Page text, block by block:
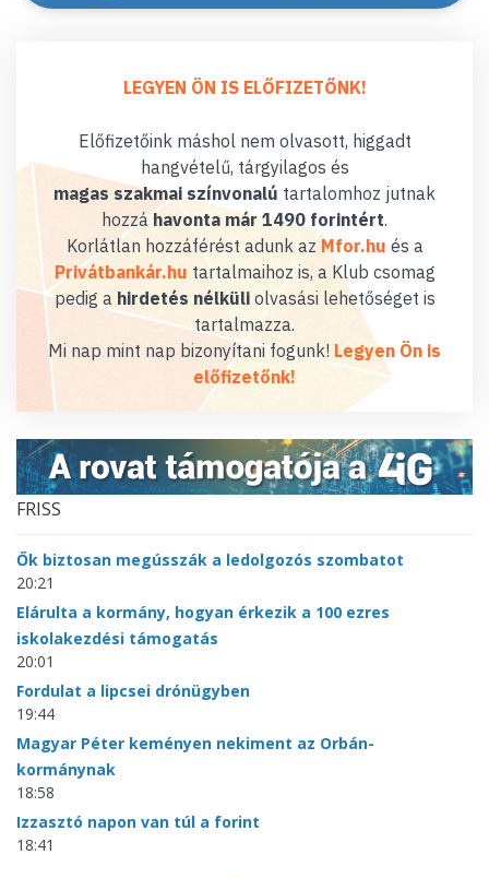
LEGYEN ÖN IS ELŐFIZETŐNK!
Előfizetőink máshol nem olvasott, higgadt
hangvételű, tárgyilagos és
magas szakmai színvonalú tartalomhoz jutnak
hozzáhavonta már 1490 forintért.
Korlátlan hozzáférést adunk az Mfor.hu és a
Privátbankár.hu tartalmaihoz is, a Klub csomag
pedig a hirdetés nélküliolvasási lehetőséget is
tartalmazza.
Mi nap mint nap bizonyítani fogunk! Legyen Ön is
előfizetőnk!
FRISS
Ők biztosan megússzák a ledolgozós szombatot
20:21
Elárulta a kormány, hogyan érkezik a 100 ezres
iskolakezdési támogatás
20:01
Fordulat a lipcsei drónügyben
19:44
Magyar Péter keményen nekiment az Orbán-
kormánynak
18:58
Izzasztó napon van túl a forint
18:41